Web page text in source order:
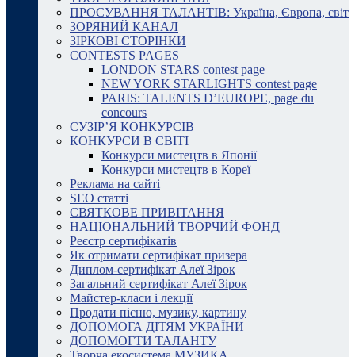
ПРОСУВАННЯ ТАЛАНТІВ: Україна, Європа, світ
ЗОРЯНИЙ КАНАЛ
ЗІРКОВІ СТОРІНКИ
CONTESTS PAGES
LONDON STARS contest page
NEW YORK STARLIGHTS contest page
PARIS: TALENTS D’EUROPE, page du
concours
СУЗІР’Я КОНКУРСІВ
КОНКУРСИ В СВІТІ
Конкурси мистецтв в Японії
Конкурси мистецтв в Кореї
Реклама на сайті
SEO статті
СВЯТКОВЕ ПРИВІТАННЯ
НАЦІОНАЛЬНИЙ ТВОРЧИЙ ФОНД
Реєстр сертифікатів
Як отримати сертифікат призера
Диплом-сертифікат Алеї Зірок
Загальний сертифікат Алеї Зірок
Майстер-класи і лекції
Продати пісню, музику, картину
ДОПОМОГА ДІТЯМ УКРАЇНИ
ДОПОМОГТИ ТАЛАНТУ